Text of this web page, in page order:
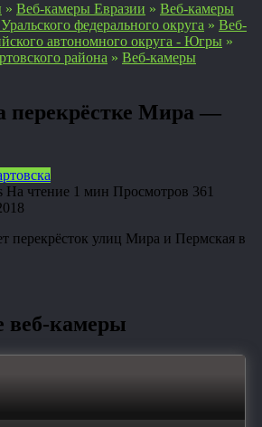
» Веб-камеры Евразии » Веб-камеры
федерального округа » Веб-
автономного округа - Югры »
района » Веб-камеры
перекрёстке Мира —
На чтение 1 мин Просмотров 361
перекрёсток улиц Мира и Пермская в
веб-камеры